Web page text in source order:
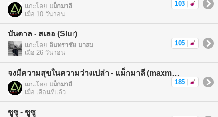
แกะโดย แม็กมาลี
เมื่อ 10 วันก่อน
103
บันดาล - สเลอ (Slur)
แกะโดย อินทราชัย มาสม
เมื่อ 26 วันก่อน
105
จงมีความสุขในความว่างเปล่า - แม็กมาลี (maxmalee)
แกะโดย แม็กมาลี
เมื่อ เดือนที่แล้ว
185
ซูซู - ซูซู